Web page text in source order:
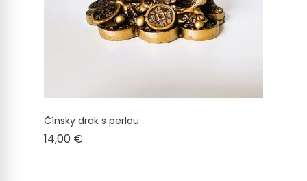
Čínsky drak s perlou
14,00 €